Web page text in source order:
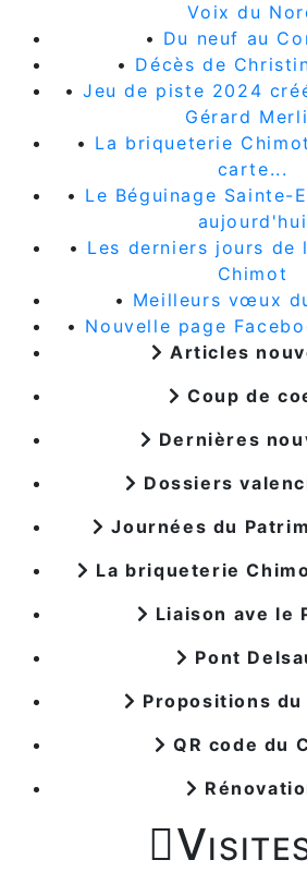
Voix du
• Du neuf au
• Décès de
•Jeu de piste 2024
Gérard
• La briqueterie
carte...
• Le Béguinage Sainte-
aujourd'hui
• Les derniers jours de
Chimot
• Meilleurs vœux
• Nouvelle page
Articles
Coup de
Dernières
Dossiers
Journées du
La briqueterie
Liaison ave le
Pont
Propositions du
QR code du
